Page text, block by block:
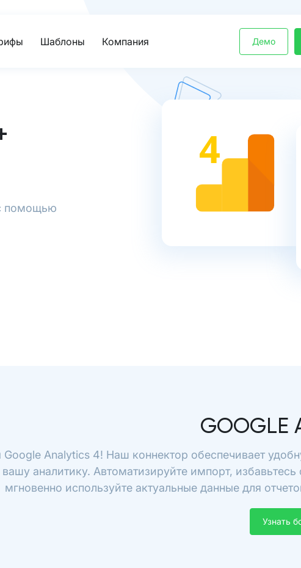
Шаблоны Компания Демо
помощью
GOOGLE
Google Analytics 4! Наш коннектор обеспечивает
аналитику. Автоматизируйте импорт,
мгновенно используйте актуальные данные для
Узнать